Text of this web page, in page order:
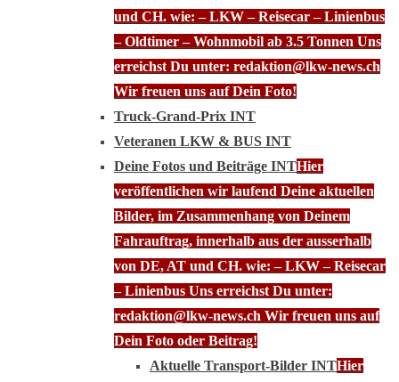
und CH. wie: – LKW – Reisecar – Linienbus
– Oldtimer – Wohnmobil ab 3.5 Tonnen Uns
erreichst Du unter: redaktion@lkw-news.ch
Wir freuen uns auf Dein Foto!
Truck-Grand-Prix INT
Veteranen LKW & BUS INT
Deine Fotos und Beiträge INTHier
veröffentlichen wir laufend Deine aktuellen
Bilder, im Zusammenhang von Deinem
Fahrauftrag, innerhalb aus der ausserhalb
von DE, AT und CH. wie: – LKW – Reisecar
– Linienbus Uns erreichst Du unter:
redaktion@lkw-news.ch Wir freuen uns auf
Dein Foto oder Beitrag!
Aktuelle Transport-Bilder INTHier